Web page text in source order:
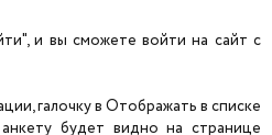
и вы сможете войти на сайт с
галочку в Отображать в списке
будет видно на странице